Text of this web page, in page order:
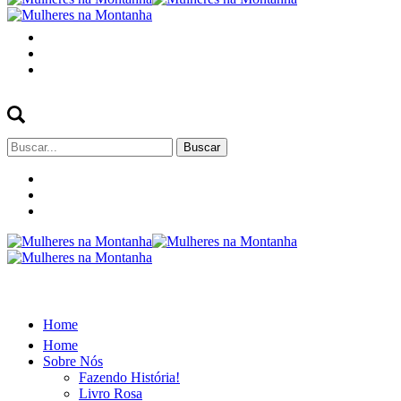
Buscar
por:
Home
Home
Sobre Nós
Fazendo História!
Livro Rosa